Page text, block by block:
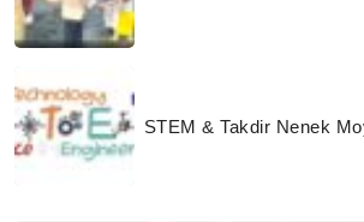
STEM & Takdir Nenek